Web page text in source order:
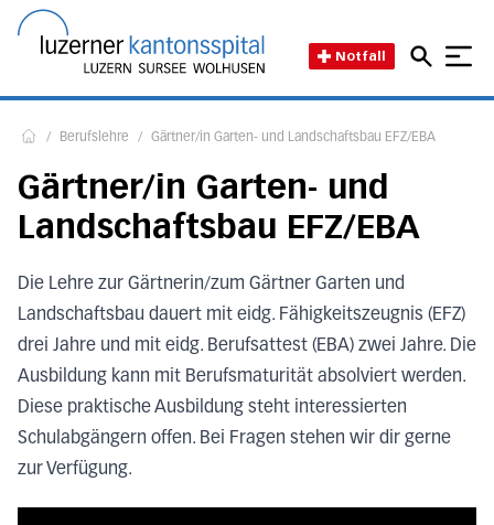
Notfall
/ Berufslehre / Gärtner/in Garten- und Landschaftsbau EFZ/EBA
Gärtner/in Garten- und
Landschaftsbau EFZ/EBA
Die Lehre zur Gärtnerin/zum Gärtner Garten und
Landschaftsbau dauert mit eidg. Fähigkeitszeugnis (EFZ)
drei Jahre und mit eidg. Berufsattest (EBA) zwei Jahre. Die
Ausbildung kann mit Berufsmaturität absolviert werden.
Diese praktische Ausbildung steht interessierten
Schulabgängern offen. Bei Fragen stehen wir dir gerne
zur Verfügung.